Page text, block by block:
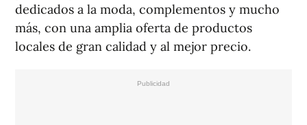
dedicados a la moda, complementos y mucho
más, con una amplia oferta de productos
locales de gran calidad y al mejor precio.